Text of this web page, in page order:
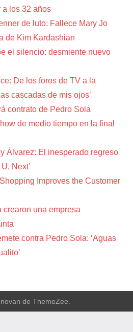
a los 32 años
de luto: Fallece Mary Jo
de Kim Kardashian
el silencio: desmiente nuevo
De los foros de TV a la
cascadas de mis ojos’
contrato de Pedro Sola
de medio tiempo en la final
Álvarez: El inesperado regreso
Next’
Improves the Customer
crearon una empresa
contra Pedro Sola: ‘Aguas
de ThemeZee.